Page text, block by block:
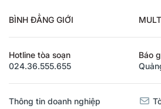
BÌNH ĐẲNG GIỚI
Hotline tòa soạn
024.36.555.655
Báo
Thông tin doanh nghiệp